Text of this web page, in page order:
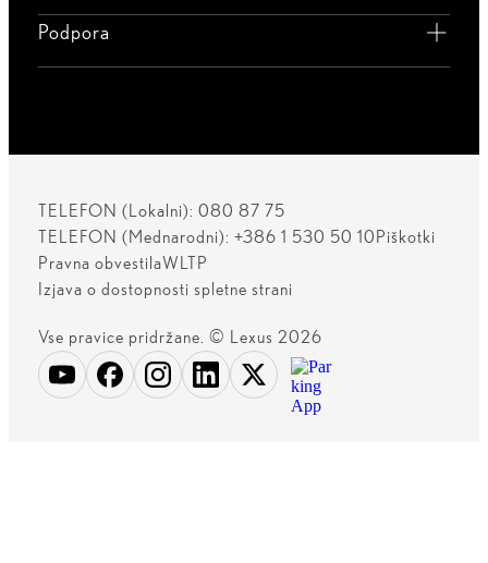
Podpora
TELEFON (Lokalni): 080 87 75
TELEFON (Mednarodni): +386 1 530 50 10 Piškotki
Pravna obvestilaWLTP
Izjava o dostopnosti spletne strani
Vse pravice pridržane. © Lexus 2026